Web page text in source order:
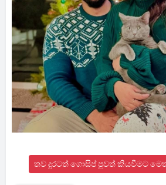
තව දුරටත් ගොසිප් පුවත් කියවීමට